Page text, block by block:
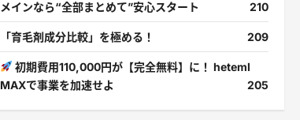
メインなら“全部まとめて”安心スタート 210
「育毛剤成分比較」を極める！ 209
初期費用110,000円が【完全無料】に！ heteml
MAXで事業を加速せよ
205